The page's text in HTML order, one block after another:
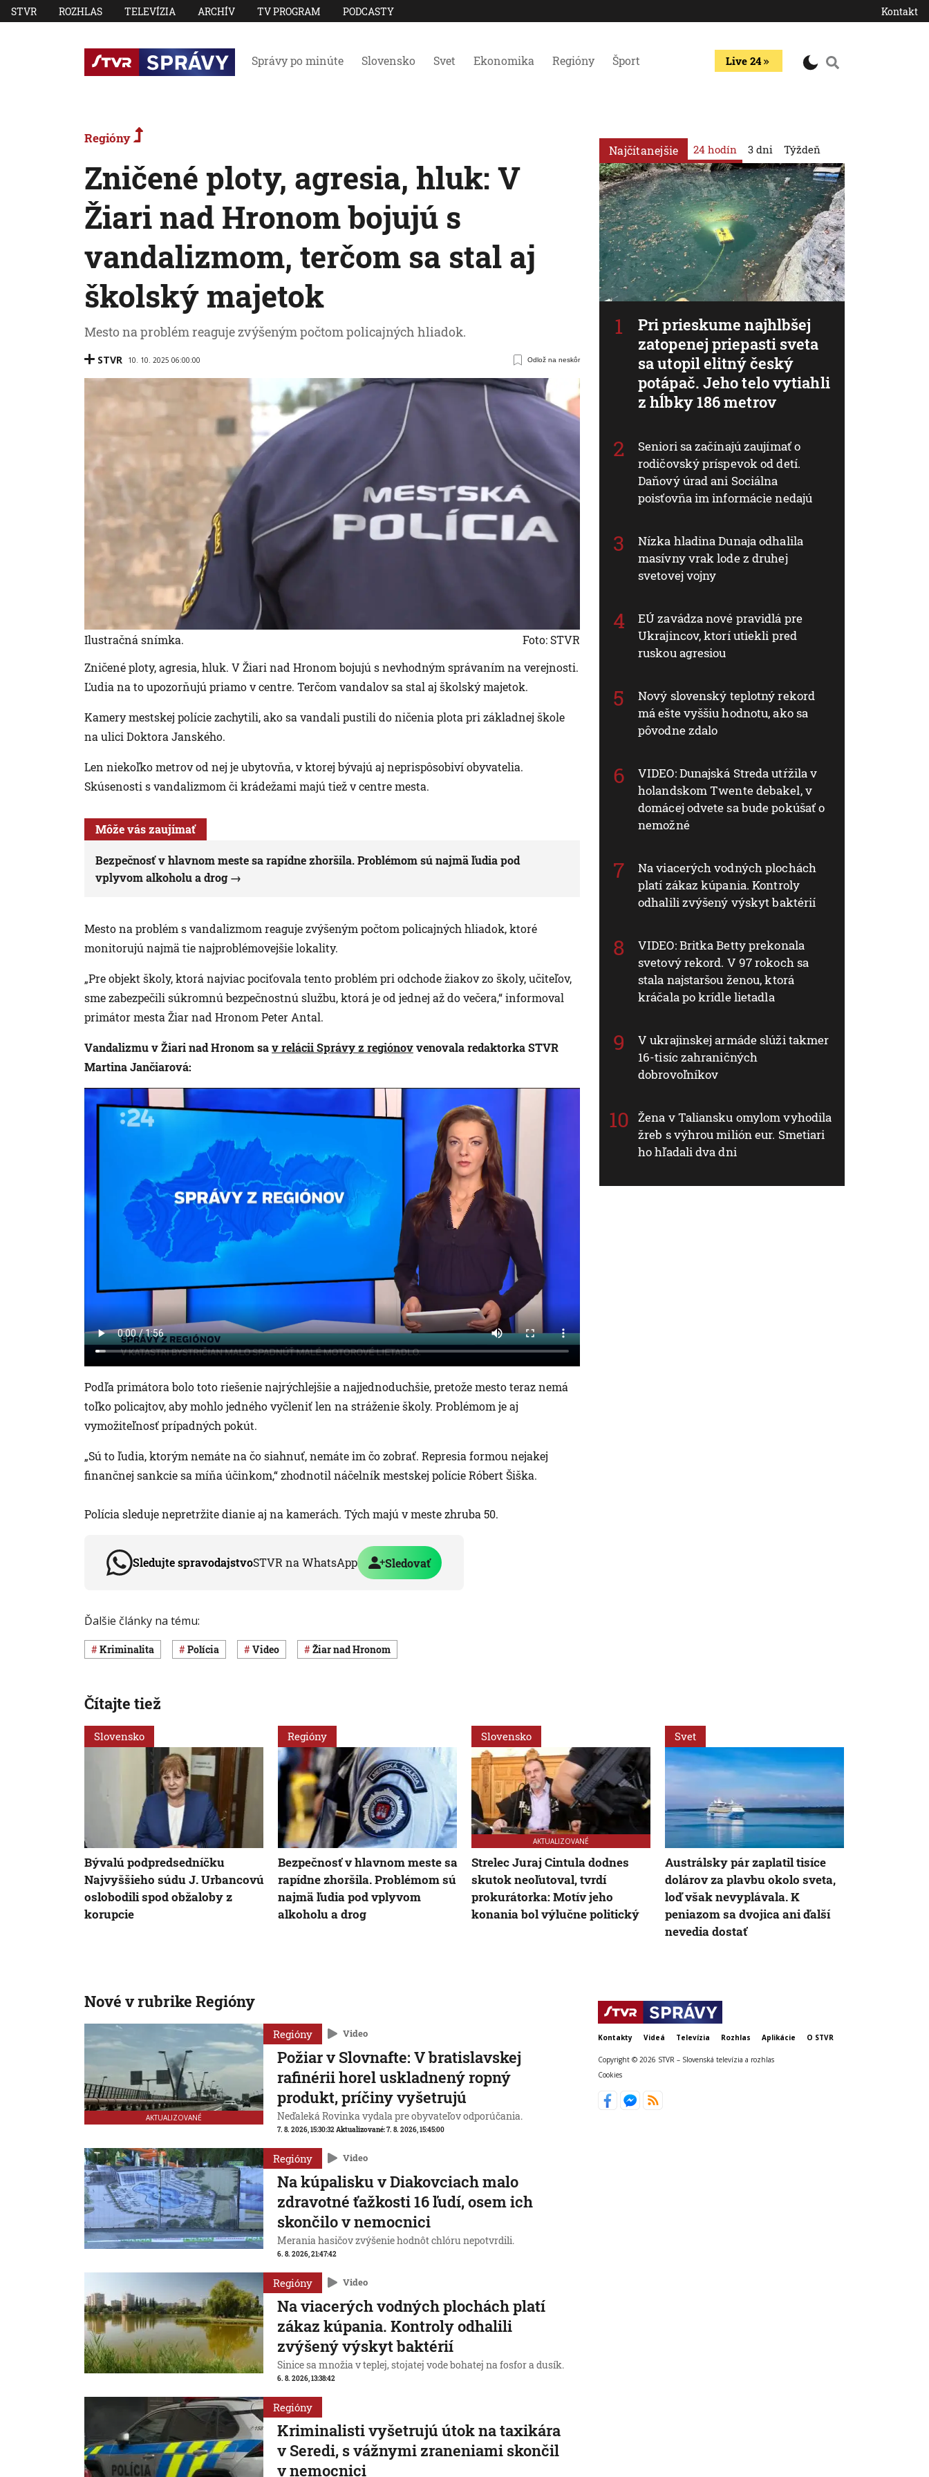
STVR ROZHLAS TELEVÍZIA ARCHÍV TV PROGRAM PODCASTY Kontakt
Správy po minúte Slovensko Svet Ekonomika Regióny Šport Live 24
Regióny
Zničené ploty, agresia, hluk: V
Žiari nad Hronom bojujú s
vandalizmom, terčom sa stal aj
školský majetok
Mesto na problém reaguje zvýšeným počtom policajných hliadok.
STVR 10. 10. 2025 06:00:00 Odlož na neskôr
Ilustračná snímka.
Foto: STVR
Zničené ploty, agresia, hluk. V Žiari nad Hronom bojujú s nevhodným správaním na verejnosti.
Ľudia na to upozorňujú priamo v centre. Terčom vandalov sa stal aj školský majetok.
Kamery mestskej polície zachytili, ako sa vandali pustili do ničenia plota pri základnej škole
na ulici Doktora Janského.
Len niekoľko metrov od nej je ubytovňa, v ktorej bývajú aj neprispôsobiví obyvatelia.
Skúsenosti s vandalizmom či krádežami majú tiež v centre mesta.
Môže vás zaujímať
Bezpečnosť v hlavnom meste sa rapídne zhoršila. Problémom sú najmä ľudia pod
vplyvom alkoholu a drog
Mesto na problém s vandalizmom reaguje zvýšeným počtom policajných hliadok, ktoré
monitorujú najmä tie najproblémovejšie lokality.
„Pre objekt školy, ktorá najviac pociťovala tento problém pri odchode žiakov zo školy, učiteľov,
sme zabezpečili súkromnú bezpečnostnú službu, ktorá je od jednej až do večera,“ informoval
primátor mesta Žiar nad Hronom Peter Antal.
Vandalizmu v Žiari nad Hronom sav relácii Správy z regiónovvenovala redaktorka STVR
Martina Jančiarová:
Podľa primátora bolo toto riešenie najrýchlejšie a najjednoduchšie, pretože mesto teraz nemá
toľko policajtov, aby mohlo jedného vyčleniť len na stráženie školy. Problémom je aj
vymožiteľnosť prípadných pokút.
„Sú to ľudia, ktorým nemáte na čo siahnuť, nemáte im čo zobrať. Represia formou nejakej
finančnej sankcie sa míňa účinkom,“ zhodnotil náčelník mestskej polície Róbert Šiška.
Polícia sleduje nepretržite dianie aj na kamerách. Tých majú v meste zhruba 50.
Sledujte spravodajstvoSTVR na WhatsApp Sledovať
Ďalšie články na tému:
Kriminalita polícia Video Žiar nad Hronom
Najčítanejšie 24 hodín
Pri prieskume najhlbšej
zatopenej priepasti sveta
sa utopil elitný český
potápač. Jeho telo vytiahli
z hĺbky 186 metrov
Seniori sa začínajú zaujímať o
rodičovský príspevok od detí.
Daňový úrad ani Sociálna
poisťovňa im informácie nedajú
Nízka hladina Dunaja odhalila
masívny vrak lode z druhej
svetovej vojny
EÚ zavádza nové pravidlá pre
Ukrajincov, ktorí utiekli pred
ruskou agresiou
Nový slovenský teplotný rekord
má ešte vyššiu hodnotu, ako sa
pôvodne zdalo
VIDEO: Dunajská Streda utŕžila v
holandskom Twente debakel, v
domácej odvete sa bude pokúšať o
nemožné
Na viacerých vodných plochách
platí zákaz kúpania. Kontroly
odhalili zvýšený výskyt baktérií
VIDEO: Britka Betty prekonala
svetový rekord. V 97 rokoch sa
stala najstaršou ženou, ktorá
kráčala po krídle lietadla
V ukrajinskej armáde slúži takmer
16-tisíc zahraničných
dobrovoľníkov
Žena v Taliansku omylom vyhodila
žreb s výhrou milión eur. Smetiari
ho hľadali dva dni
3 dni Týždeň
Čítajte tiež
Slovensko
Bývalú podpredsedníčku
Najvyššieho súdu J. Urbancovú
oslobodili spod obžaloby z
korupcie
Regióny
Bezpečnosť v hlavnom meste sa
rapídne zhoršila. Problémom sú
najmä ľudia pod vplyvom
alkoholu a drog
Slovensko
AKTUALIZOVANÉ
Strelec Juraj Cintula dodnes
skutok neoľutoval, tvrdí
prokurátorka: Motív jeho
konania bol výlučne politický
Svet
Austrálsky pár zaplatil tisíce
dolárov za plavbu okolo sveta,
loď však nevyplávala. K
peniazom sa dvojica ani ďalší
nevedia dostať
Nové v rubrike Regióny
AKTUALIZOVANÉ
Regióny Video
Požiar v Slovnafte: V bratislavskej
rafinérii horel uskladnený ropný
produkt, príčiny vyšetrujú
Neďaleká Rovinka vydala pre obyvateľov odporúčania.
7. 8. 2026, 15:30:32Aktualizované:7. 8. 2026, 15:45:00
Regióny Video
Na kúpalisku v Diakovciach malo
zdravotné ťažkosti 16 ľudí, osem ich
skončilo v nemocnici
Merania hasičov zvýšenie hodnôt chlóru nepotvrdili.
6. 8. 2026, 21:47:42
Regióny Video
Na viacerých vodných plochách platí
zákaz kúpania. Kontroly odhalili
zvýšený výskyt baktérií
Sinice sa množia v teplej, stojatej vode bohatej na fosfor a dusík.
6. 8. 2026, 13:38:42
Regióny
Kriminalisti vyšetrujú útok na taxikára
v Seredi, s vážnymi zraneniami skončil
v nemocnici
Kontakty Videá Televízia Rozhlas Aplikácie O STVR
Copyright © 2026 STVR – Slovenská televízia a rozhlas
Cookies